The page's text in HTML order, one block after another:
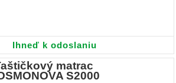
Ihneď k odoslaniu
matrac
S2000